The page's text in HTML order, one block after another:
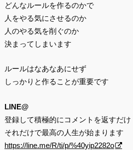
どんなルールを作るのかで
人をやる気にさせるのか
人のやる気を削ぐのか
決まってしまいます
ルールはなあなあにせず
しっかりと作ることが重要です
LINE@
登録して積極的にコメントを返すだけ
それだけで最高の人生が始まります
https://line.me/R/ti/p/%40yip2282o